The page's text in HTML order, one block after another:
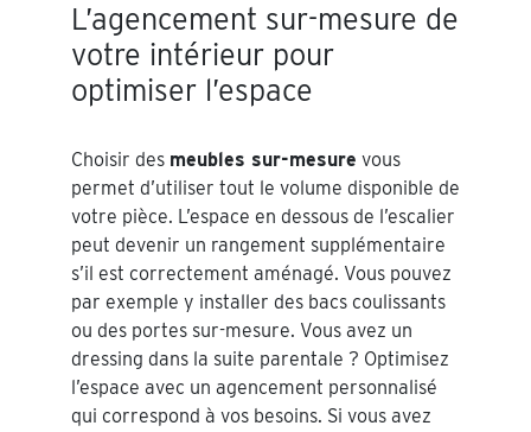
L’agencement sur-mesure de
votre intérieur pour
optimiser l’espace
Choisir des meubles sur-mesure vous
permet d’utiliser tout le volume disponible de
votre pièce. L’espace en dessous de l’escalier
peut devenir un rangement supplémentaire
s’il est correctement aménagé. Vous pouvez
par exemple y installer des bacs coulissants
ou des portes sur-mesure. Vous avez un
dressing dans la suite parentale ? Optimisez
l’espace avec un agencement personnalisé
qui correspond à vos besoins. Si vous avez